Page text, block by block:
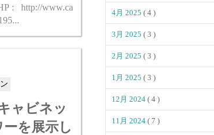
: http://www.ca
ャビネッ
ーを展示し
4月 2025 ( 4 )
3月 2025 ( 3 )
2月 2025 ( 3 )
1月 2025 ( 3 )
12月 2024 ( 4 )
11月 2024 ( 7 )